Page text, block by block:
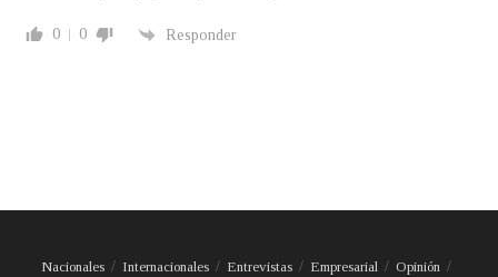
0 0 Responder
Nacionales Internacionales Entrevistas Empresarial
Opinión